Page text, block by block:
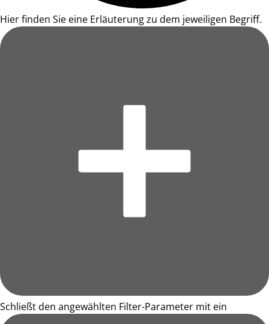
Hier finden Sie eine Erläuterung zu dem jeweiligen Begriff.
Schließt den angewählten Filter-Parameter mit ein